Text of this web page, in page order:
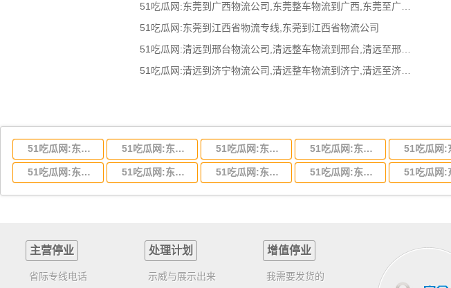
51吃瓜网:东莞到广西物流公司,东莞整车物流到广西,东莞至广西物流专线 - 天南
51吃瓜网:东莞到江西省物流专线,东莞到江西省物流公司
51吃瓜网:清远到邢台物流公司,清远整车物流到邢台,清远至邢台物流专线 - 天南
51吃瓜网:清远到济宁物流公司,清远整车物流到济宁,清远至济宁物流专线 - 天南
51吃瓜网:东莞到湖北省物流专线,东莞到湖北省物流公司 51吃瓜网:东莞到河南省物流专线,东莞到河南省物流公司 51吃瓜网:东莞到湖南省物流专线,东莞到湖南省物流公司 51吃瓜网:东莞到河北省物流专线,东莞到河北省物流公司
51吃瓜网:东莞到云南省物流运输,东莞到云南省物流公司 51吃瓜网:东莞到江西省物流专线,东莞到江西省物流公司 51吃瓜网:东莞到安徽省物流专线,东莞到安徽省物流公司 51吃瓜网:东莞到山东省物流专线,东莞到山东省物流公司
主营停业
省际专线电话
处理计划
示威与展示出来
增值停业
我需要发货的